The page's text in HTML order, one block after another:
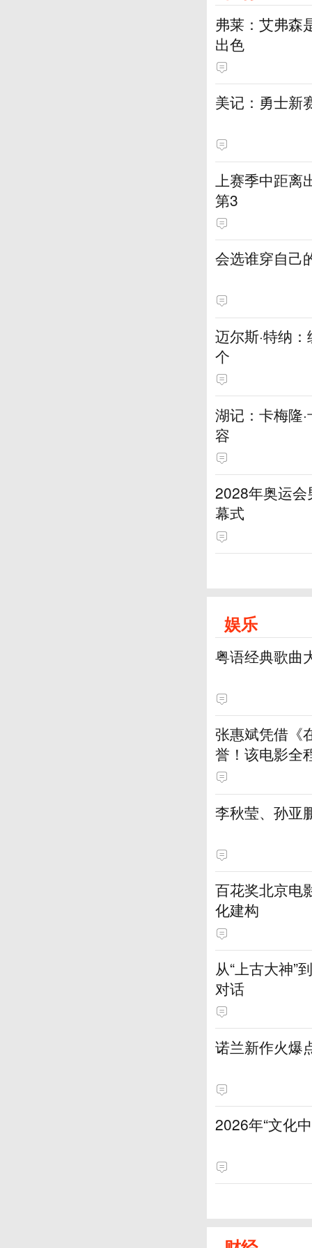
弗莱：艾弗森
出色
美记：勇士新
上赛季中距
第3
会选谁穿自己
迈尔斯·特纳
个
湖记：卡梅隆
容
2028年奥运
幕式
娱乐
粤语经典歌曲
张惠斌凭借《
誉！该电影全
土演员
李秋莹、孙亚
百花奖北京电
化建构
从“上古大神”
对话
诺兰新作火爆
2026年“文化